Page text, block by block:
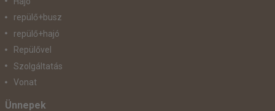
repülő+busz
repülő+hajó
Repülővel
Szolgáltatás
Vonat
Ünnepek